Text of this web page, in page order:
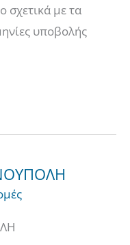
σχετικά με τα
υποβολής